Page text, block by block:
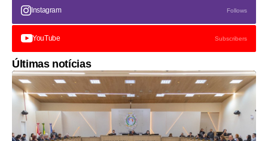
Instagram Follows
YouTube Subscribers
Últimas notícias